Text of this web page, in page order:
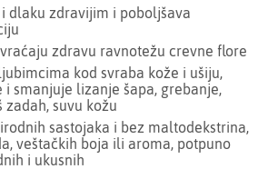
dlaku zdravijim i poboljšava
zdravu ravnotežu crevne flore
kod svraba kože i ušiju,
smanjuje lizanje šapa, grebanje,
zadah, suvu kožu
sastojaka i bez maltodekstrina,
veštačkih boja ili aroma, potpuno
i ukusnih